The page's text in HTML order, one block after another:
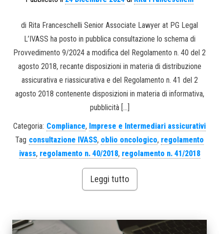
di Rita Franceschelli Senior Associate Lawyer at PG Legal
L’IVASS ha posto in pubblica consultazione lo schema di
Provvedimento 9/2024 a modifica del Regolamento n. 40 del 2
agosto 2018, recante disposizioni in materia di distribuzione
assicurativa e riassicurativa e del Regolamento n. 41 del 2
agosto 2018 contenente disposizioni in materia di informativa,
pubblicità […]
Categoria: Compliance, Imprese e Intermediari assicurativi
Tag consultazione IVASS, oblio oncologico, regolamento
ivass, regolamento n. 40/2018, regolamento n. 41/2018
Leggi tutto